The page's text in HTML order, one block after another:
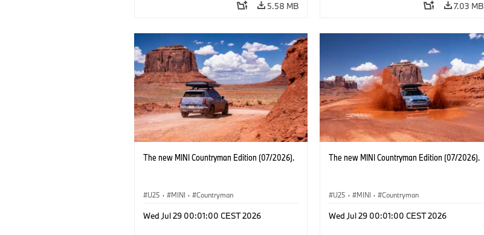
5.58 MB 7.03 MB
The new MINI Countryman Edition (07/2026).
U25 · MINI · Countryman
Wed Jul 29 00:01:00 CEST 2026
The new MINI Countryman Edition (07/2026).
U25 · MINI · Countryman
Wed Jul 29 00:01:00 CEST 2026